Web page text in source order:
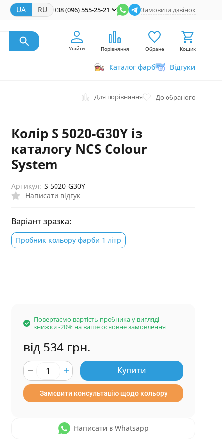
UA RU +38 (096) 555-25-21 Замовити дзвінок
Увійти Порівняння Обране Кошик
Каталог фарб Відгуки
Для порівняння До обраного
Колір S 5020-G30Y із
каталогу NCS Colour
System
Написати відгук
Артикул: S 5020-G30Y
Варіант зразка:
Пробник кольору фарби 1 літр
Повертаємо вартість пробника у вигляді
знижки -20% на ваше основне замовлення
від 534 грн.
Купити
Замовити консультацію щодо кольору
Написати в Whatsapp